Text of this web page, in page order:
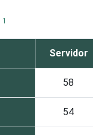
1
Servidor
58
54